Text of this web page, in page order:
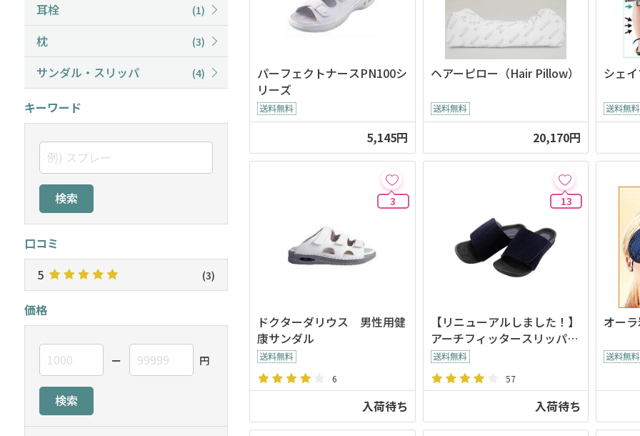
耳栓 (1)
枕 (3)
サンダル・スリッパ (4)
キーワード
検索
口コミ
5
(3)
価格
ー 円
検索
パーフェクトナースPN100シ
リーズ
5,145円
ヘアーピロー（Hair Pillow）
20,170円
シェ
3
ドクターダリウス 男性用健
康サンダル
6
入荷待ち
13
【リニューアルしました！】
アーチフィッタースリッパ
ネイビー
57
入荷待ち
オー